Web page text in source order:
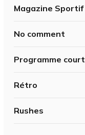
Magazine Sportif
No comment
Programme court
Rétro
Rushes